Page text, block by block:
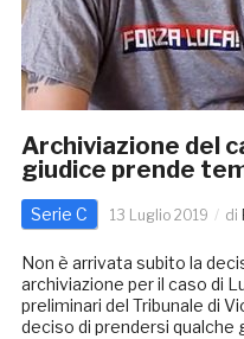
Archiviazione del
giudice prende
Serie C 13 Luglio 2019 di
Non è arrivata subito la
archiviazione per il caso di
preliminari del Tribunale di
deciso di prendersi qualche